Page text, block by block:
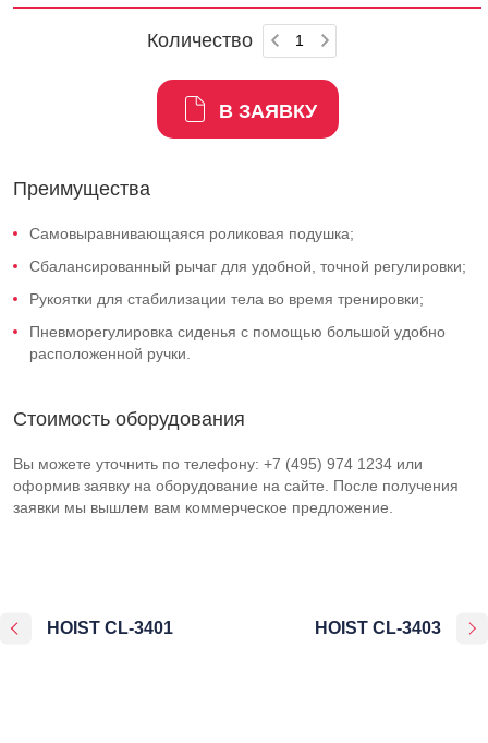
Количество
В ЗАЯВКУ
Преимущества
Самовыравнивающаяся роликовая подушка;
Сбалансированный рычаг для удобной, точной регулировки;
Рукоятки для стабилизации тела во время тренировки;
Пневморегулировка сиденья с помощью большой удобно
расположенной ручки.
Стоимость оборудования
Вы можете уточнить по телефону: +7 (495) 974 1234 или
оформив заявку на оборудование на сайте. После получения
заявки мы вышлем вам коммерческое предложение.
HOIST CL-3401 HOIST CL-3403